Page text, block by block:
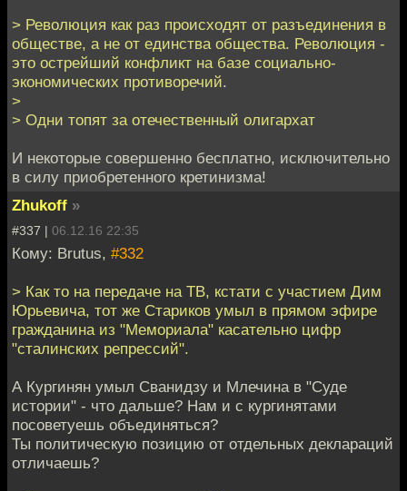
> Революция как раз происходят от разъединения в
обществе, а не от единства общества. Революция -
это острейший конфликт на базе социально-
экономических противоречий.
>
> Одни топят за отечественный олигархат
И некоторые совершенно бесплатно, исключительно
в силу приобретенного кретинизма!
Zhukoff »
#337 | 06.12.16 22:35
Кому: Brutus, #332
> Как то на передаче на ТВ, кстати с участием Дим
Юрьевича, тот же Стариков умыл в прямом эфире
гражданина из "Мемориала" касательно цифр
"сталинских репрессий".
А Кургинян умыл Сванидзу и Млечина в "Суде
истории" - что дальше? Нам и с кургинятами
посоветуешь объединяться?
Ты политическую позицию от отдельных деклараций
отличаешь?